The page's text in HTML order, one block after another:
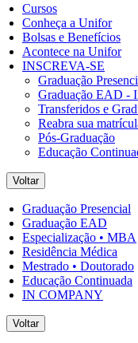
Cursos
Conheça a Unifor
Bolsas e Benefícios
Acontece na Unifor
INSCREVA-SE
Graduação
Graduação EAD -
Transferidos e
Reabra sua
Pós-Graduação
Educação
Voltar
Graduação Presencial
Graduação EAD
Especialização • MBA
Residência Médica
Mestrado • Doutorado
Educação Continuada
IN COMPANY
Voltar